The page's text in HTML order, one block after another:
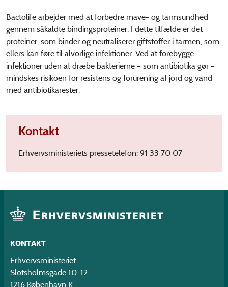
Bactolife arbejder med at forbedre mave- og tarmsundhed
gennem såkaldte bindingsproteiner. I dette tilfælde er det
proteiner, som binder og neutraliserer giftstoffer i tarmen, som
ellers kan føre til alvorlige infektioner. Ved at forebygge
infektioner uden at dræbe bakterierne – som antibiotika gør –
mindskes risikoen for resistens og forurening af jord og vand
med antibiotikarester.
Kontakt
Erhvervsministeriets pressetelefon: 91 33 70 07
KONTAKT
Erhvervsministeriet
Slotsholmsgade 10-12
1216 København K